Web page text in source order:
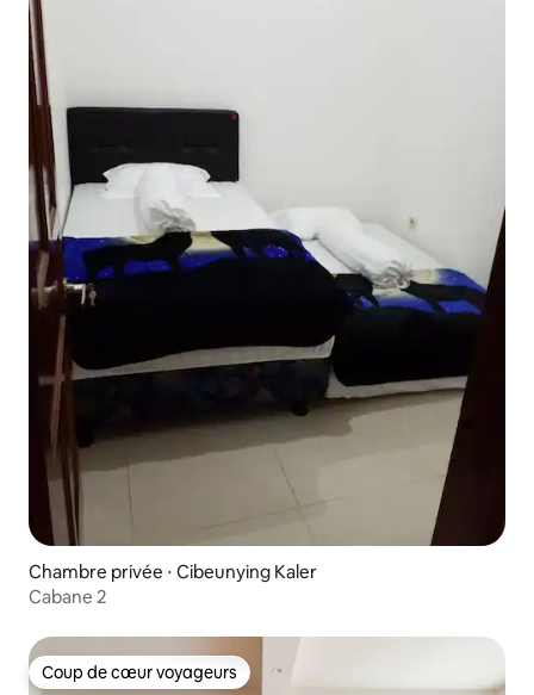
Chambre privée ⋅ Cibeunying Kaler
Cabane 2
Coup de cœur voyageurs
Coup de cœur voyageurs